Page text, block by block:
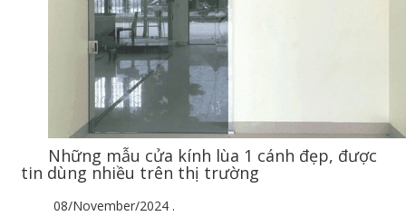
Những mẫu cửa kính lùa 1 cánh đẹp, được
tin dùng nhiều trên thị trường
08/November/2024 .